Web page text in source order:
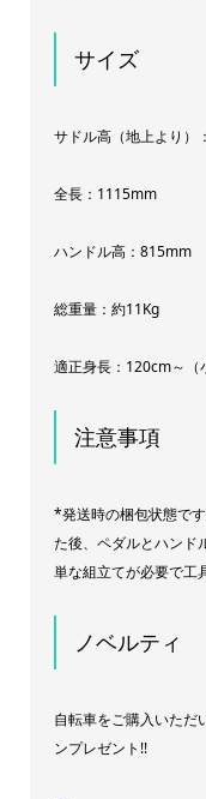
サイズ
サドル高（地上より
全長：1115mm
ハンドル高：815mm
総重量：約11Kg
適正身長：120cm～（
注意事項
*発送時の梱包状態で
た後、ペダルとハンド
単な組立てが必要で工
ノベルティ
自転車をご購入いただ
ンプレゼント!!